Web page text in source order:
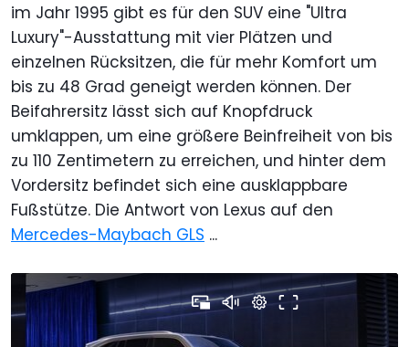
im Jahr 1995 gibt es für den SUV eine "Ultra
Luxury"-Ausstattung mit vier Plätzen und
einzelnen Rücksitzen, die für mehr Komfort um
bis zu 48 Grad geneigt werden können. Der
Beifahrersitz lässt sich auf Knopfdruck
umklappen, um eine größere Beinfreiheit von bis
zu 110 Zentimetern zu erreichen, und hinter dem
Vordersitz befindet sich eine ausklappbare
Fußstütze. Die Antwort von Lexus auf den
Mercedes-Maybach GLS ...